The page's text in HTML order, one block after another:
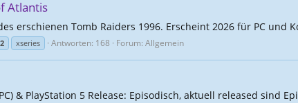
Atlantis
erschienen Tomb Raiders 1996. Erscheint 2026 für PC und
xseries Antworten: 168 Forum: Allgemein
& PlayStation 5 Release: Episodisch, aktuell released sind